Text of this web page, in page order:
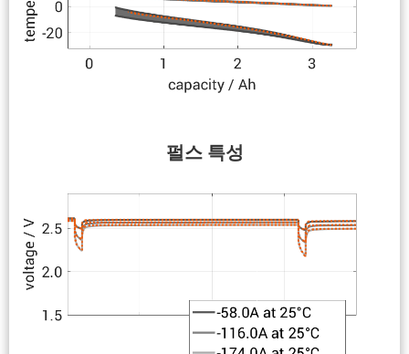
펄스 특성